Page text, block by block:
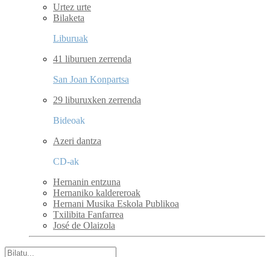
Urtez urte
Bilaketa
Liburuak
41 liburuen zerrenda
San Joan Konpartsa
29 liburuxken zerrenda
Bideoak
Azeri dantza
CD-ak
Hernanin entzuna
Hernaniko kaldereroak
Hernani Musika Eskola Publikoa
Txilibita Fanfarrea
José de Olaizola